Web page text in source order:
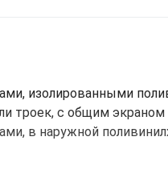
изолированными
троек, с общим экраном
в наружной